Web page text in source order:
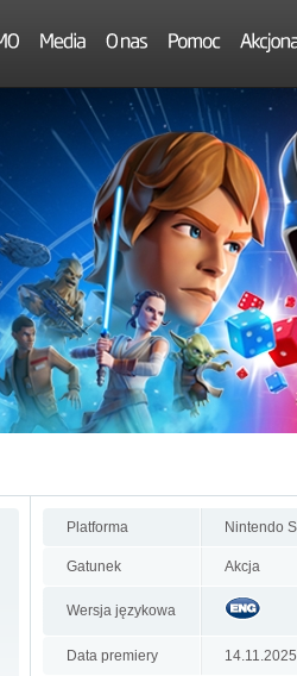
Platforma Nintendo
Gatunek Akcja
Wersja językowa
Data premiery 14.11.2025